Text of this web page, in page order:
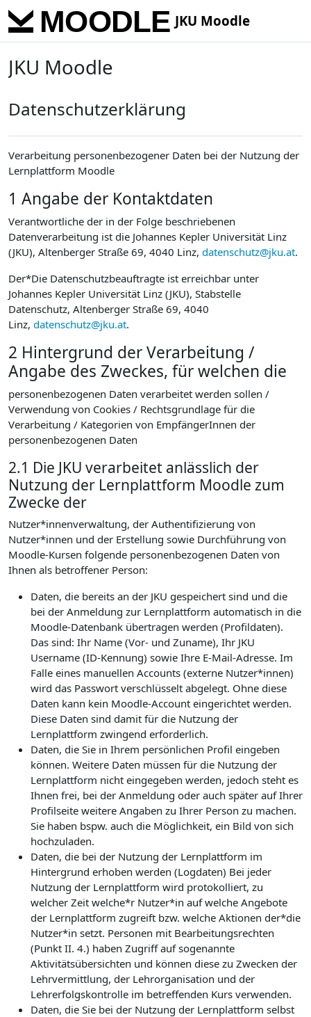
Skip to main content
JKU Moodle
JKU Moodle
Datenschutzerklärung
Verarbeitung personenbezogener Daten bei der Nutzung der
Lernplattform Moodle
1 Angabe der Kontaktdaten
Verantwortliche der in der Folge beschriebenen
Datenverarbeitung ist die Johannes Kepler Universität Linz
(JKU), Altenberger Straße 69, 4040 Linz, datenschutz@jku.at.
Der*Die Datenschutzbeauftragte ist erreichbar unter
Johannes Kepler Universität Linz (JKU), Stabstelle
Datenschutz, Altenberger Straße 69, 4040
Linz, datenschutz@jku.at.
2 Hintergrund der Verarbeitung /
Angabe des Zweckes, für welchen die
personenbezogenen Daten verarbeitet werden sollen /
Verwendung von Cookies / Rechtsgrundlage für die
Verarbeitung / Kategorien von EmpfängerInnen der
personenbezogenen Daten
2.1 Die JKU verarbeitet anlässlich der
Nutzung der Lernplattform Moodle zum
Zwecke der
Nutzer*innenverwaltung, der Authentifizierung von
Nutzer*innen und der Erstellung sowie Durchführung von
Moodle-Kursen folgende personenbezogenen Daten von
Ihnen als betroffener Person:
Daten, die bereits an der JKU gespeichert sind und die
bei der Anmeldung zur Lernplattform automatisch in die
Moodle-Datenbank übertragen werden (Profildaten).
Das sind: Ihr Name (Vor- und Zuname), Ihr JKU
Username (ID-Kennung) sowie Ihre E-Mail-Adresse. Im
Falle eines manuellen Accounts (externe Nutzer*innen)
wird das Passwort verschlüsselt abgelegt. Ohne diese
Daten kann kein Moodle-Account eingerichtet werden.
Diese Daten sind damit für die Nutzung der
Lernplattform zwingend erforderlich.
Daten, die Sie in Ihrem persönlichen Profil eingeben
können. Weitere Daten müssen für die Nutzung der
Lernplattform nicht eingegeben werden, jedoch steht es
Ihnen frei, bei der Anmeldung oder auch später auf Ihrer
Profilseite weitere Angaben zu Ihrer Person zu machen.
Sie haben bspw. auch die Möglichkeit, ein Bild von sich
hochzuladen.
Daten, die bei der Nutzung der Lernplattform im
Hintergrund erhoben werden (Logdaten) Bei jeder
Nutzung der Lernplattform wird protokolliert, zu
welcher Zeit welche*r Nutzer*in auf welche Angebote
der Lernplattform zugreift bzw. welche Aktionen der*die
Nutzer*in setzt. Personen mit Bearbeitungsrechten
(Punkt II. 4.) haben Zugriff auf sogenannte
Aktivitätsübersichten und können diese zu Zwecken der
Lehrvermittlung, der Lehrorganisation und der
Lehrerfolgskontrolle im betreffenden Kurs verwenden.
Daten, die Sie bei der Nutzung der Lernplattform selbst